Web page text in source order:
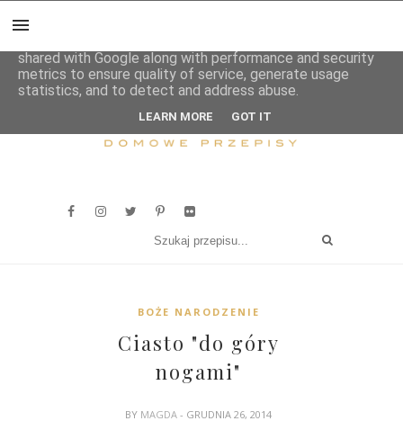
BOŻE NARODZENIE
Ciasto "do góry
nogami"
BY MAGDA- GRUDNIA 26, 2014
This site uses cookies from Google to deliver its services
shared with Google along with performance and security
metrics to ensure quality of service, generate usage
statistics, and to detect and address abuse.
LEARN MORE GOT IT